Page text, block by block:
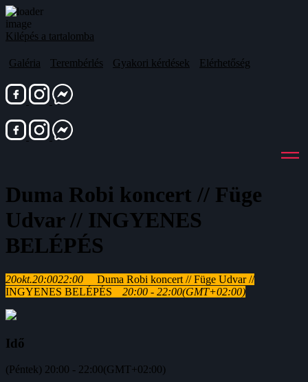
Kilépés a tartalomba
Galéria Terembérlés Gyakori kérdések Elérhetőség
Duma Robi koncert // Füge
Udvar // INGYENES
BELÉPÉS
20okt.20:0022:00
Duma Robi koncert // Füge Udvar //
INGYENES BELÉPÉS
20:00 - 22:00(GMT+02:00)
Idő
(Péntek) 20:00 - 22:00(GMT+02:00)